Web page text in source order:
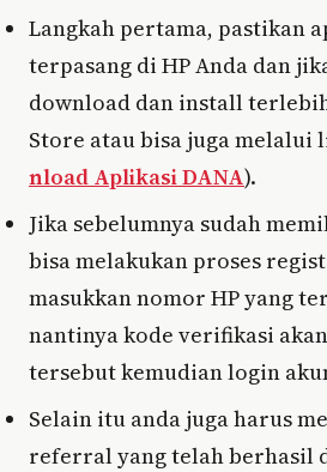
Langkah pertama, pastikan
terpasang di HP Anda dan
download dan install
Store atau bisa juga
nload Aplikasi DANA).
Jika sebelumnya sudah
bisa melakukan proses
masukkan nomor HP yang
nantinya kode verifikasi
tersebut kemudian login
Selain itu anda juga harus
referral yang telah berhasil